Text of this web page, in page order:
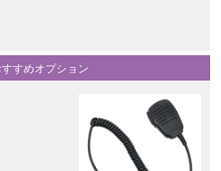
すめオプション